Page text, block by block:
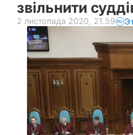
звільнити
2 листопада 2020, 21.59